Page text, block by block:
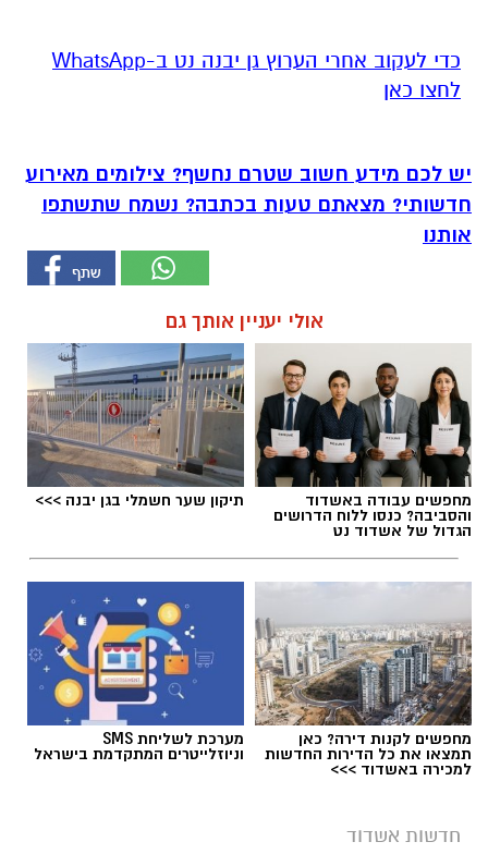
‏כדי לעקוב אחרי הערוץ גן יבנה נט ב-WhatsApp
לחצו כאן
יש לכם מידע חשוב שטרם נחשף? צילומים מאירוע
חדשותי? מצאתם טעות בכתבה? נשמח שתשתפו
אותנו
אולי יעניין אותך גם
מחפשים עבודה באשדוד
והסביבה? כנסו ללוח הדרושים
הגדול של אשדוד נט
תיקון שער חשמלי בגן יבנה >>>
מחפשים לקנות דירה? כאן
תמצאו את כל הדירות החדשות
למכירה באשדוד >>>
מערכת לשליחת SMS
וניוזלייטרים המתקדמת בישראל
חדשות אשדוד